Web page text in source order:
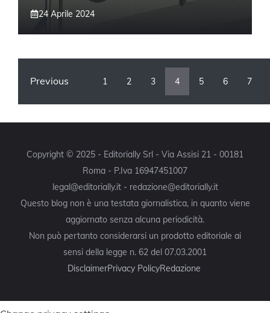
24 Aprile 2024
Previous 1 2 3 4 5 6 7
Copyright © 2025 - Editorially Srl - Via Assisi 21 - 00181
Roma - P.Iva 16947451007
legal@editorially.it - redazione@editorially.it
Questo blog non è una testata giornalistica, in quanto viene
aggiornato senza alcuna periodicità.
Non può pertanto considerarsi un prodotto editoriale ai
sensi della legge n. 62 del 07.03.2001
DisclaimerPrivacy PolicyRedazione